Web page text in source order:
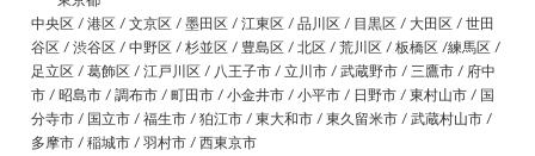
中央区 / 港区 / 文京区 / 墨田区 / 江東区 / 品川区 / 目黒区 / 大田区 / 世田
谷区 / 渋谷区 / 中野区 / 杉並区 / 豊島区 / 北区 / 荒川区 / 板橋区 /練馬区 /
足立区 / 葛飾区 / 江戸川区 / 八王子市 / 立川市 / 武蔵野市 / 三鷹市 / 府中
市 / 昭島市 / 調布市 / 町田市 / 小金井市 / 小平市 / 日野市 / 東村山市 / 国
分寺市 / 国立市 / 福生市 / 狛江市 / 東大和市 / 東久留米市 / 武蔵村山市 /
多摩市 / 稲城市 / 羽村市 / 西東京市